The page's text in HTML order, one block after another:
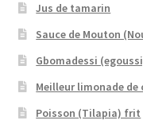
Jus de tamarin
Sauce de Mouton
Gbomadessi
Meilleur limonade de
Poisson (Tilapia) frit